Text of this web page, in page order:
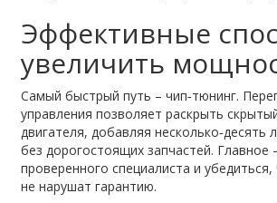
Эффективные
увеличить
Самый быстрый путь – чип‑тюнинг.
управления позволяет раскрыть
двигателя, добавляя несколько‑десять
без дорогостоящих запчастей. Главное
проверенного специалиста и
не нарушат гарантию.